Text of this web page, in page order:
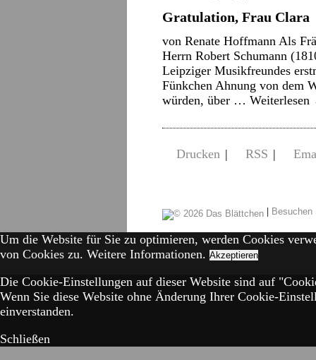
Gratulation, Frau Clara
von Renate Hoffmann Als
Herrn Robert Schumann
Leipziger Musikfreundes
Fünkchen Ahnung von dem
würden, über … Weiterlesen
Drucken | RSS |
|
Um die Website für Sie zu optimieren, werden Cookies
von Cookies zu. Weitere Informationen. Akzeptieren
Die Cookie-Einstellungen auf dieser Website sind auf
Wenn Sie diese Website ohne Änderung Ihrer Cookie-
einverstanden.
Schließen